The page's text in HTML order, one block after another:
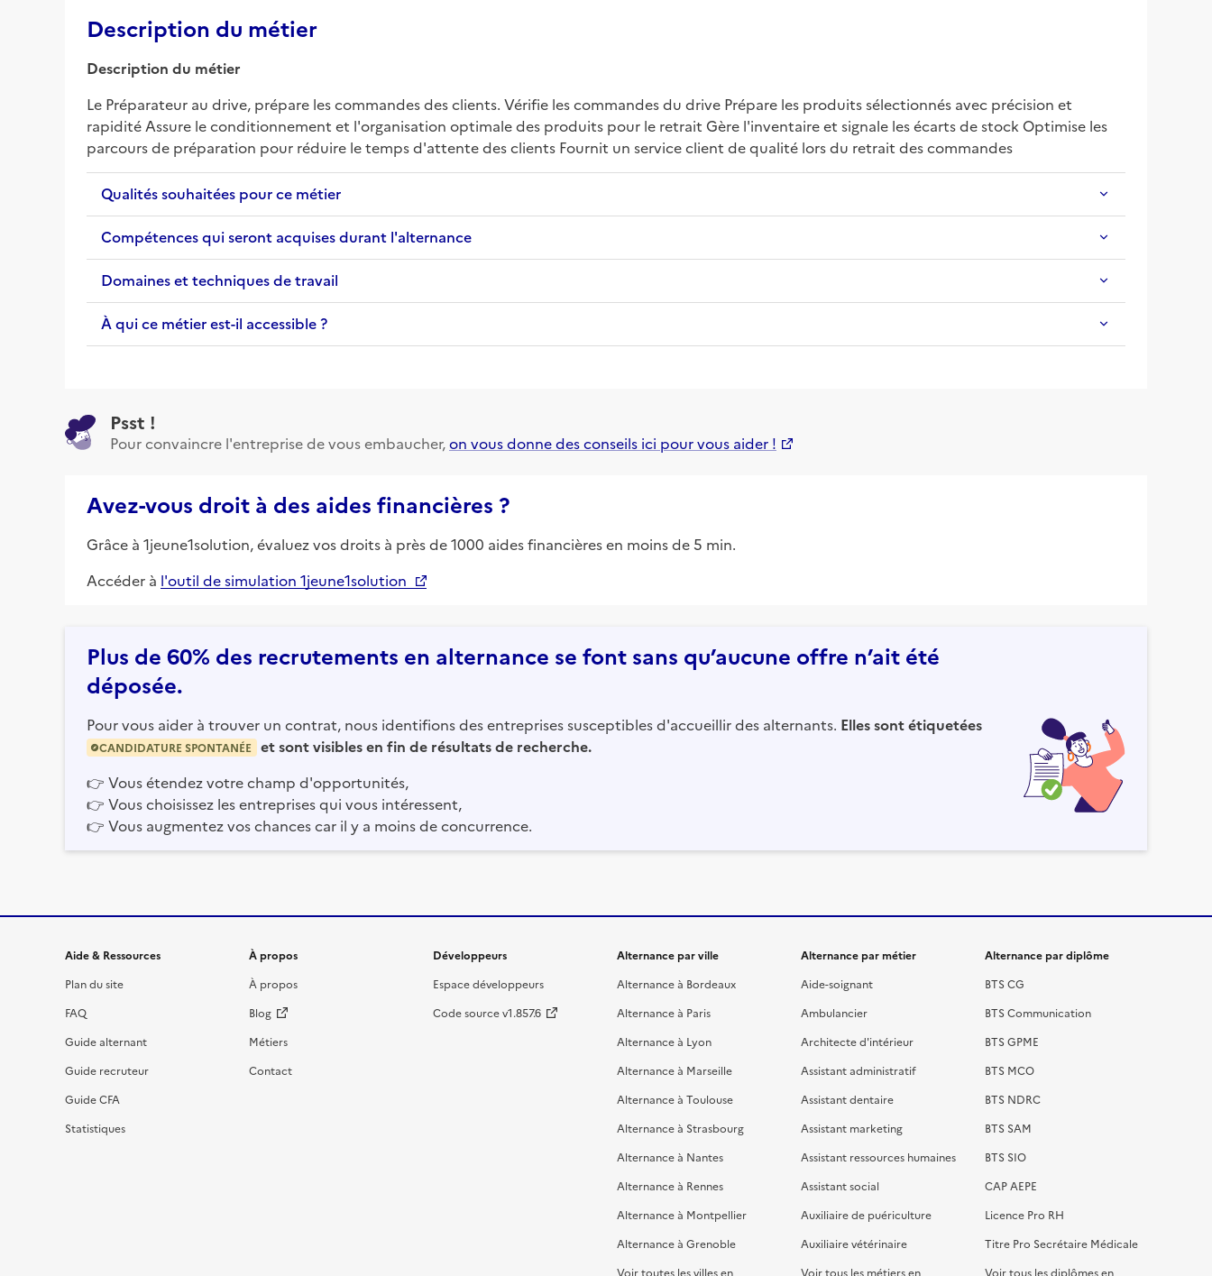
Description du métier
Description du métier
Le Préparateur au drive, prépare les commandes des clients. Vérifie les commandes du drive Prépare les produits sélectionnés avec précision et
rapidité Assure le conditionnement et l'organisation optimale des produits pour le retrait Gère l'inventaire et signale les écarts de stock Optimise les
parcours de préparation pour réduire le temps d'attente des clients Fournit un service client de qualité lors du retrait des commandes
Qualités souhaitées pour ce métier
Compétences qui seront acquises durant l'alternance
Domaines et techniques de travail
À qui ce métier est-il accessible ?
Psst !
Pour convaincre l'entreprise de vous embaucher,on vous donne des conseils ici pour vous aider !
Avez-vous droit à des aides financières ?
Grâce à 1jeune1solution, évaluez vos droits à près de 1000 aides financières en moins de 5 min.
Accéder à l'outil de simulation 1jeune1solution
Plus de 60% des recrutements en alternance se font sans qu’aucune offre n’ait été
déposée.
Pour vous aider à trouver un contrat, nous identifions des entreprises susceptibles d'accueillir des alternants. Elles sont étiquetées
CANDIDATURE SPONTANÉE
et sont visibles en fin de résultats de recherche.
👉 Vous étendez votre champ d'opportunités,
👉 Vous choisissez les entreprises qui vous intéressent,
👉 Vous augmentez vos chances car il y a moins de concurrence.
Informations et liens du site
Aide & Ressources
Plan du site
FAQ
Guide alternant
Guide recruteur
Guide CFA
Statistiques
À propos
À propos
Blog
Métiers
Contact
Développeurs
Espace développeurs
Code source v1.857.6
Alternance par ville
Alternance à Bordeaux
Alternance à Paris
Alternance à Lyon
Alternance à Marseille
Alternance à Toulouse
Alternance à Strasbourg
Alternance à Nantes
Alternance à Rennes
Alternance à Montpellier
Alternance à Grenoble
Voir toutes les villes en
Alternance par métier
Aide-soignant
Ambulancier
Architecte d'intérieur
Assistant administratif
Assistant dentaire
Assistant marketing
Assistant ressources humaines
Assistant social
Auxiliaire de puériculture
Auxiliaire vétérinaire
Voir tous les métiers en
Alternance par diplôme
BTS CG
BTS Communication
BTS GPME
BTS MCO
BTS NDRC
BTS SAM
BTS SIO
CAP AEPE
Licence Pro RH
Titre Pro Secrétaire Médicale
Voir tous les diplômes en